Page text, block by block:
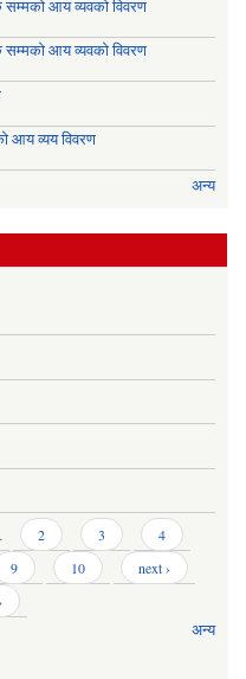
सम्मको आय व्यवको विवरण
सम्मको आय व्यवको विवरण
आय व्यय विवरण
अन्य
2 3
4
9 10
next ›
अन्य